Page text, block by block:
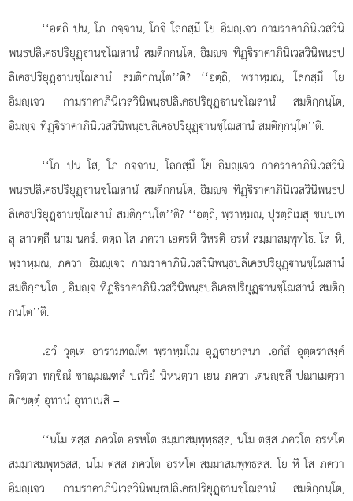
‘‘อตฺถิ ปน, โภ กจฺจาน, โกจิ โลกสฺมึ โย อิมฺเจว กามราคาภินิเวสวินิ
พนฺธปลิเคธปริยุฏฺานชฺโฌสานํ สมติกฺกนฺโต, อิมฺจ ทิฏฺิราคาภินิเวสวินิพนฺธป
ลิเคธปริยุฏฺานชฺโฌสานํ สมติกฺกนฺโต’’ติ? ‘‘อตฺถิ, พฺราหฺมณ, โลกสฺมึ โย
อิมฺเจว กามราคาภินิเวสวินิพนฺธปลิเคธปริยุฏฺานชฺโฌสานํ สมติกฺกนฺโต,
อิมฺจ ทิฏฺิราคาภินิเวสวินิพนฺธปลิเคธปริยุฏฺานชฺโฌสานํ สมติกฺกนฺโต’’ติ.
‘‘โก ปน โส, โภ กจฺจาน, โลกสฺมึ โย อิมฺเจว กาคราคาภินิเวสวินิ
พนฺธปลิเคธปริยุฏฺานชฺโฌสานํ สมติกฺกนฺโต, อิมฺจ ทิฏฺิราคาภินิเวสวินิพนฺธป
ลิเคธปริยุฏฺานชฺโฌสานํ สมติกฺกนฺโต’’ติ? ‘‘อตฺถิ, พฺราหฺมณ, ปุรตฺถิเมสุ ชนปเท
สุ สาวตฺถี นาม นครํ. ตตฺถ โส ภควา เอตรหิ วิหรติ อรหํ สมฺมาสมฺพุทฺโธ. โส หิ,
พฺราหฺมณ, ภควา อิมฺเจว กามราคาภินิเวสวินิพนฺธปลิเคธปริยุฏฺานชฺโฌสานํ
สมติกฺกนฺโต , อิมฺจ ทิฏฺิราคาภินิเวสวินิพนฺธปลิเคธปริยุฏฺานชฺโฌสานํ สมติกฺ
กนฺโต’’ติ.
เอวํ วุตฺเต อารามทณฺโฑ พฺราหฺมโณ อุฏฺายาสนา เอกํสํ อุตฺตราสงฺคํ
กริตฺวา ทกฺขิณํ ชาณุมณฺฑลํ ปถวิยํ นิหนฺตฺวา เยน ภควา เตนฺชลึ ปณาเมตฺวา
ติกฺขตฺตุํ อุทานํ อุทาเนสิ –
‘‘นโมตสฺส ภควโต อรหโต สมฺมาสมฺพุทฺธสฺส, นโม ตสฺส ภควโต อรหโต
สมฺมาสมฺพุทฺธสฺส, นโม ตสฺส ภควโต อรหโต สมฺมาสมฺพุทฺธสฺส. โย หิ โส ภควา
อิมฺเจว กามราคาภินิเวสวินิพนฺธปลิเคธปริยุฏฺานชฺโฌสานํ สมติกฺกนฺโต,